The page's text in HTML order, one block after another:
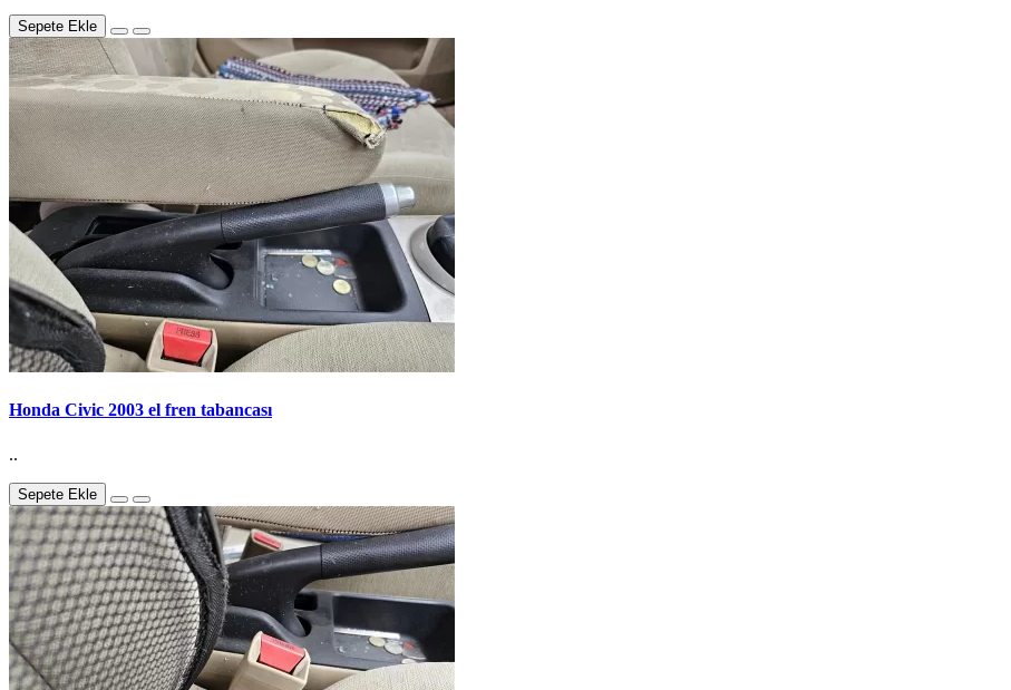
Sepete Ekle
Honda Civic 2003 el fren tabancası
..
Sepete Ekle